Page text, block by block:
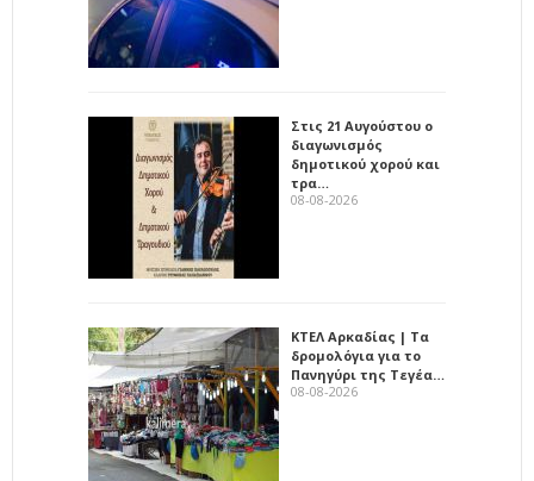
Στις 21 Αυγούστου ο
διαγωνισμός
δημοτικού χορού και
τρα…
08-08-2026
ΚΤΕΛ Αρκαδίας | Τα
δρομολόγια για το
Πανηγύρι της Τεγέα…
08-08-2026